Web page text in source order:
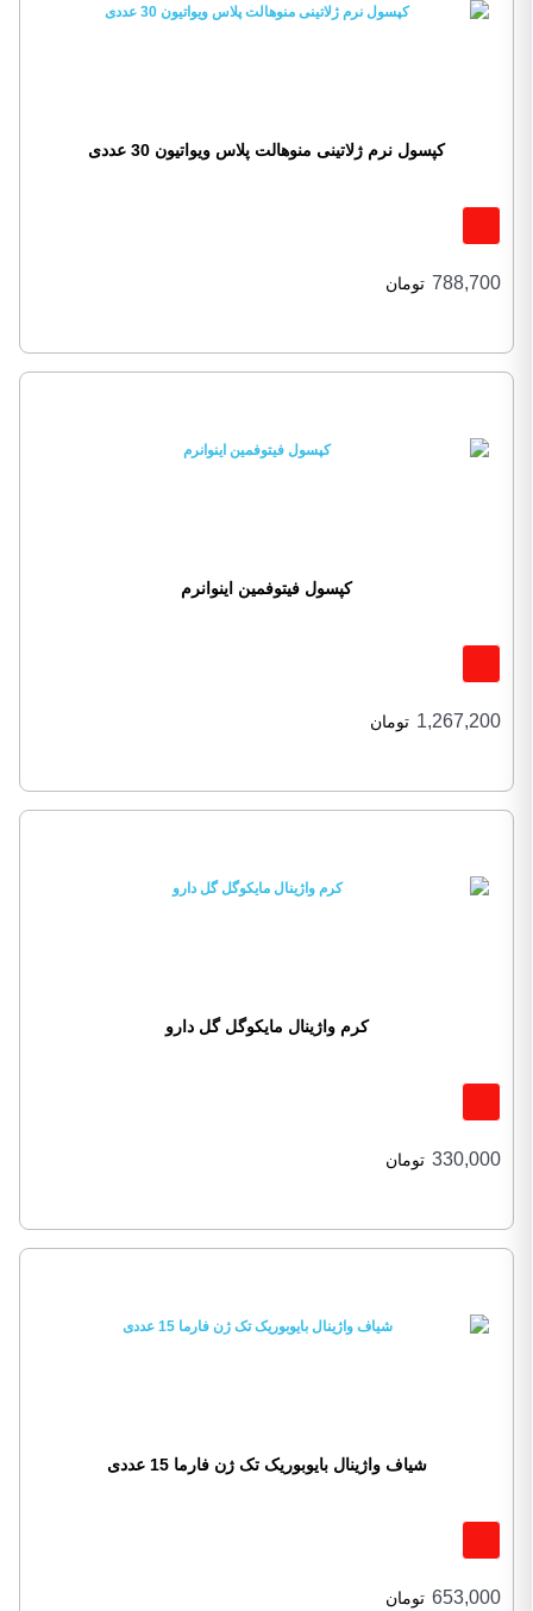
کپسول نرم ژلاتینی منوهالت پلاس ویواتیون 30 عددی
788,700 تومان
کپسول فیتوفمین اینوانرم
1,267,200 تومان
کرم واژینال مایکوگل گل دارو
330,000 تومان
شیاف واژینال بایوبوریک تک ژن فارما 15 عددی
653,000 تومان